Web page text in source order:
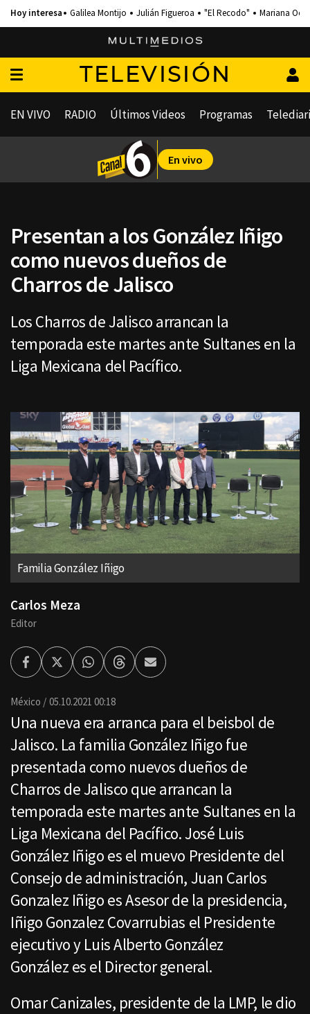
Galilea Montijo Julián Figueroa "El Recodo" Mariana
TELEVISIÓN
EN VIVO RADIO Últimos Videos Programas
En vivo
Presentan a los González Iñigo
como nuevos dueños de
Charros de Jalisco
Los Charros de Jalisco arrancan la
temporada este martes ante Sultanes en la
Liga Mexicana del Pacífico.
Familia González Iñigo
Carlos Meza
Editor
FacebookTwitterWhatsappThreadsEnviar
por
México 05.10.2021 00:18
Una nueva era arranca para el beisbol de
Jalisco. La familia González Iñigo fue
presentada como nuevos dueños de
Charros de Jalisco que arrancan la
temporada este martes ante Sultanes en la
Liga Mexicana del Pacífico. José Luis
González Iñigo es el muevo Presidente del
Consejo de administración, Juan Carlos
Gonzalez Iñigo es Asesor de la presidencia,
Iñigo Gonzalez Covarrubias el Presidente
ejecutivo y Luis Alberto González
González es el Director general.
Omar Canizales, presidente de la LMP, le dio